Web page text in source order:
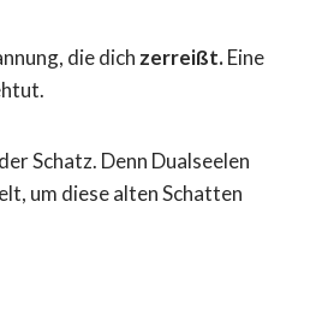
die dich zerreißt.Eine
Schatz. Denn Dualseelen
um diese alten Schatten